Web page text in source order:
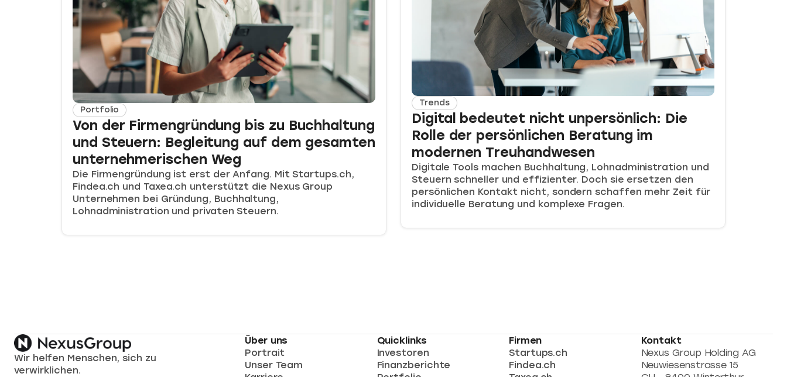
Portfolio
Von der Firmengründung bis zu Buchhaltung
und Steuern: Begleitung auf dem gesamten
unternehmerischen Weg
Die Firmengründung ist erst der Anfang. Mit Startups.ch,
Findea.ch und Taxea.ch unterstützt die Nexus Group
Unternehmen bei Gründung, Buchhaltung,
Lohnadministration und privaten Steuern.
Trends
Digital bedeutet nicht unpersönlich: Die
Rolle der persönlichen Beratung im
modernen Treuhandwesen
Digitale Tools machen Buchhaltung, Lohnadministration und
Steuern schneller und effizienter. Doch sie ersetzen den
persönlichen Kontakt nicht, sondern schaffen mehr Zeit für
individuelle Beratung und komplexe Fragen.
Wir helfen Menschen, sich zu
verwirklichen.
Über uns
Portrait
Unser Team
Quicklinks
Investoren
Finanzberichte
Firmen
Startups.ch
Findea.ch
Kontakt
Nexus Group Holding AG
Neuwiesenstrasse 15